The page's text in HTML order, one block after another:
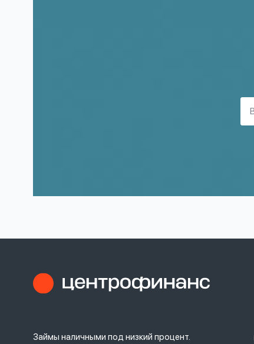
Займы наличными под низкий процент.